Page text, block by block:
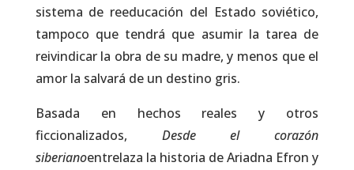
sistema de reeducación del Estado soviético,
tampoco que tendrá que asumir la tarea de
reivindicar la obra de su madre, y menos que el
amor la salvará de un destino gris.
Basada en hechos reales y otros
ficcionalizados, Desde el corazón
siberianoentrelaza la historia de Ariadna Efron y